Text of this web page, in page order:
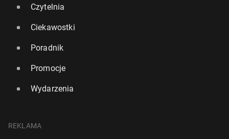
Czytelnia
Ciekawostki
Poradnik
Promocje
Wydarzenia
REKLAMA